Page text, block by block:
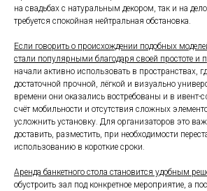
на свадьбах с натуральным декором, так и на
требуется спокойная нейтральная обстановка.
Если говорить о происхождении подобных
стали популярными благодаря своей простоте и
начали активно использовать в пространствах,
достаточной прочной, лёгкой и визуально
времени они оказались востребованы и в ивент-
счёт мобильности и отсутствия сложных
усложнить установку. Для организаторов это
доставить, разместить, при необходимости
использованию в короткие сроки.
Аренда банкетного стола становится удобным
обустроить зал под конкретное мероприятие, а